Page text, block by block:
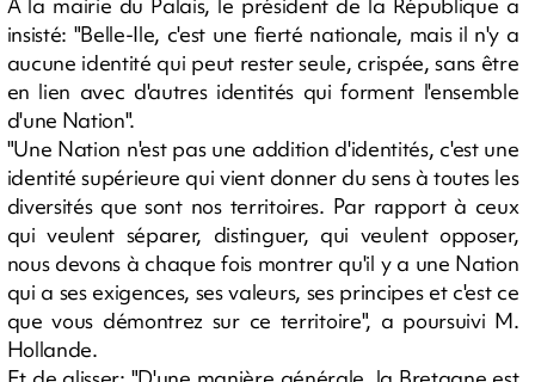
insisté: "Belle-Ile, c'est une fierté nationale, mais il n'y a
aucune identité qui peut rester seule, crispée, sans être
en lien avec d'autres identités qui forment l'ensemble
d'une Nation".
"Une Nation n'est pas une addition d'identités, c'est une
identité supérieure qui vient donner du sens à toutes les
diversités que sont nos territoires. Par rapport à ceux
qui veulent séparer, distinguer, qui veulent opposer,
nous devons à chaque fois montrer qu'il y a une Nation
qui a ses exigences, ses valeurs, ses principes et c'est ce
que vous démontrez sur ce territoire", a poursuivi M.
Hollande.